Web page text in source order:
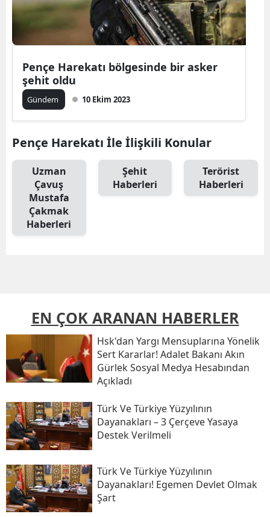
Pençe Harekatı bölgesinde bir asker
şehit oldu
Gündem 10 Ekim 2023
Pençe Harekatı İle İlişkili Konular
Uzman
Çavuş
Mustafa
Çakmak
Haberleri
Şehit
Haberleri
Terörist
Haberleri
EN ÇOK ARANAN HABERLER
Hsk'dan Yargı Mensuplarına Yönelik
Sert Kararlar! Adalet Bakanı Akın
Gürlek Sosyal Medya Hesabından
Açıkladı
Türk Ve Türkiye Yüzyılının
Dayanakları – 3 Çerçeve Yasaya
Destek Verilmeli
Türk Ve Türkiye Yüzyılının
Dayanakları! Egemen Devlet Olmak
Şart